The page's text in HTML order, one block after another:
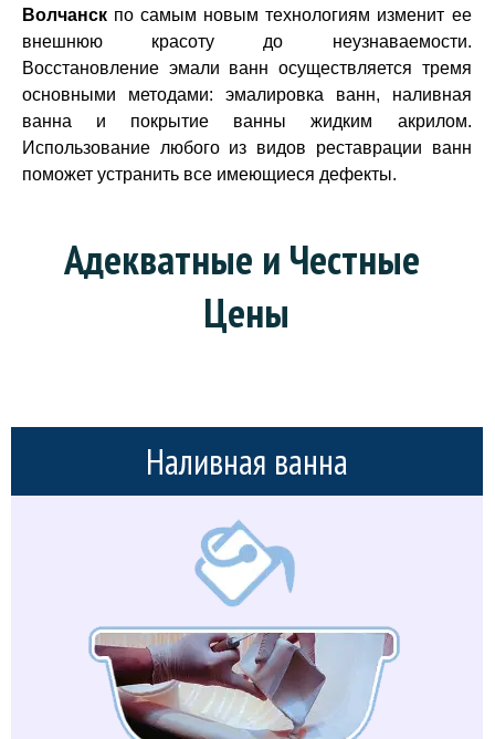
Волчанск по самым новым технологиям изменит ее
внешнюю красоту до неузнаваемости.
Восстановление эмали ванн осуществляется тремя
основными методами: эмалировка ванн, наливная
ванна и покрытие ванны жидким акрилом.
Использование любого из видов реставрации ванн
поможет устранить все имеющиеся дефекты.
Адекватные и Честные
Цены
Наливная ванна